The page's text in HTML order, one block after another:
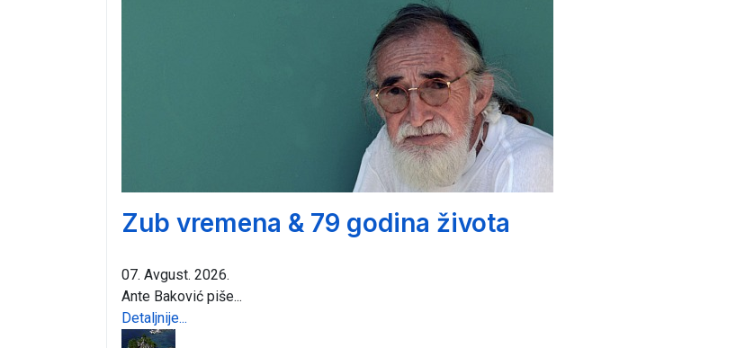
Zub vremena & 79 godina života
07. Avgust. 2026.
Ante Baković piše...
Detaljnije...